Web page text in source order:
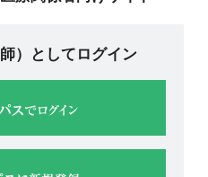
）としてログイン